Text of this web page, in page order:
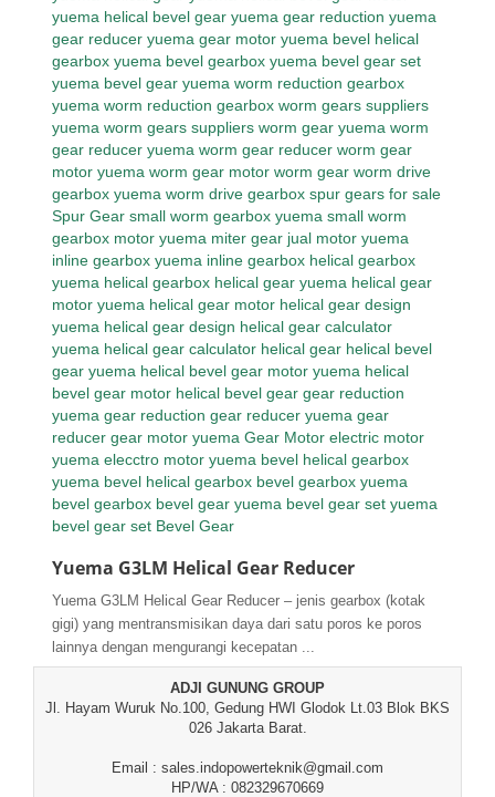
Yuema G3LM Helical Gear Reducer
Yuema G3LM Helical Gear Reducer – jenis gearbox (kotak
gigi) yang mentransmisikan daya dari satu poros ke poros
lainnya dengan mengurangi kecepatan ...
ADJI GUNUNG GROUP
Jl. Hayam Wuruk No.100, Gedung HWI Glodok Lt.03 Blok BKS
026 Jakarta Barat.
Email : sales.indopowerteknik@gmail.com
HP/WA : 082329670669